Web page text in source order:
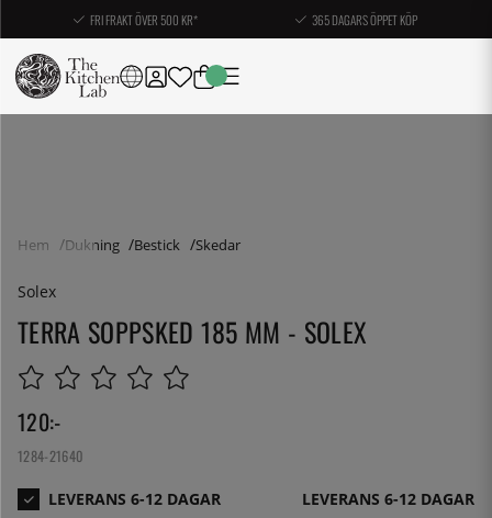
FRI FRAKT ÖVER 500 KR* 365 DAGARS ÖPPET KÖP
Hem Dukning Bestick Skedar
Solex
TERRA SOPPSKED 185 MM - SOLEX
120:-
1284-21640
LEVERANS 6-12 DAGAR